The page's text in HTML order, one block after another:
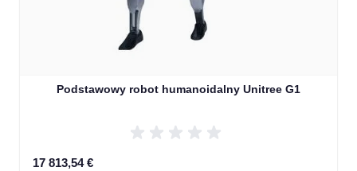
Podstawowy robot humanoidalny Unitree G1
17 813,54 €